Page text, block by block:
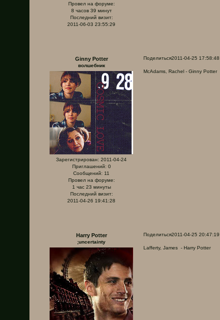
Провел на форуме:
8 часов 39 минут
Последний визит:
2011-06-03 23:55:29
Поделиться2011-04-25 17:58:48
Ginny Potter
волшебник
Зарегистрирован: 2011-04-24
Приглашений: 0
Сообщений: 11
Провел на форуме:
1 час 23 минуты
Последний визит:
2011-04-26 19:41:28
McAdams, Rachel - Ginny Potter
Поделиться2011-04-25 20:47:19
Harry Potter
;uncertainty
Lafferty, James - Harry Potter